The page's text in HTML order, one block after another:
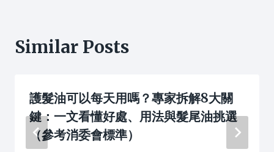
Similar Posts
護髮油可以每天用嗎？專家拆解8大關
鍵：一文看懂好處、用法與髮尾油挑選
（參考消委會標準）